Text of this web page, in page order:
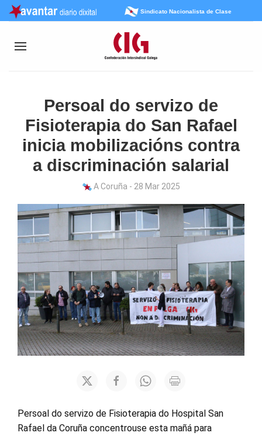
Sindicato Nacionalista de Clase
Persoal do servizo de
Fisioterapia do San Rafael
inicia mobilizacións contra
a discriminación salarial
A Coruña - 28 Mar 2025
Persoal do servizo de Fisioterapia do Hospital San
Rafael da Coruña concentrouse esta mañá para